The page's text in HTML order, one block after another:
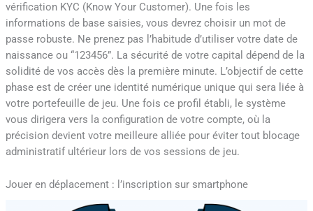
vérification KYC (Know Your Customer). Une fois les
informations de base saisies, vous devrez choisir un mot de
passe robuste. Ne prenez pas l’habitude d’utiliser votre date de
naissance ou “123456”. La sécurité de votre capital dépend de la
solidité de vos accès dès la première minute. L’objectif de cette
phase est de créer une identité numérique unique qui sera liée à
votre portefeuille de jeu. Une fois ce profil établi, le système
vous dirigera vers la configuration de votre compte, où la
précision devient votre meilleure alliée pour éviter tout blocage
administratif ultérieur lors de vos sessions de jeu.
Jouer en déplacement : l’inscription sur smartphone